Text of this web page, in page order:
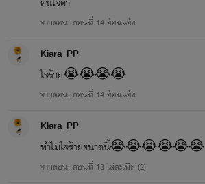
จากตอน: ตอนที่ 14 ย้อนแย้ง
Kiara_PP
ใจร้าย😭😭😭😭
จากตอน: ตอนที่ 14 ย้อนแย้ง
Kiara_PP
ทำไมใจร้ายขนาดนี้😭😭😭😭😭😭
จากตอน: ตอนที่ 13 ไล่ตะเพิด (2)